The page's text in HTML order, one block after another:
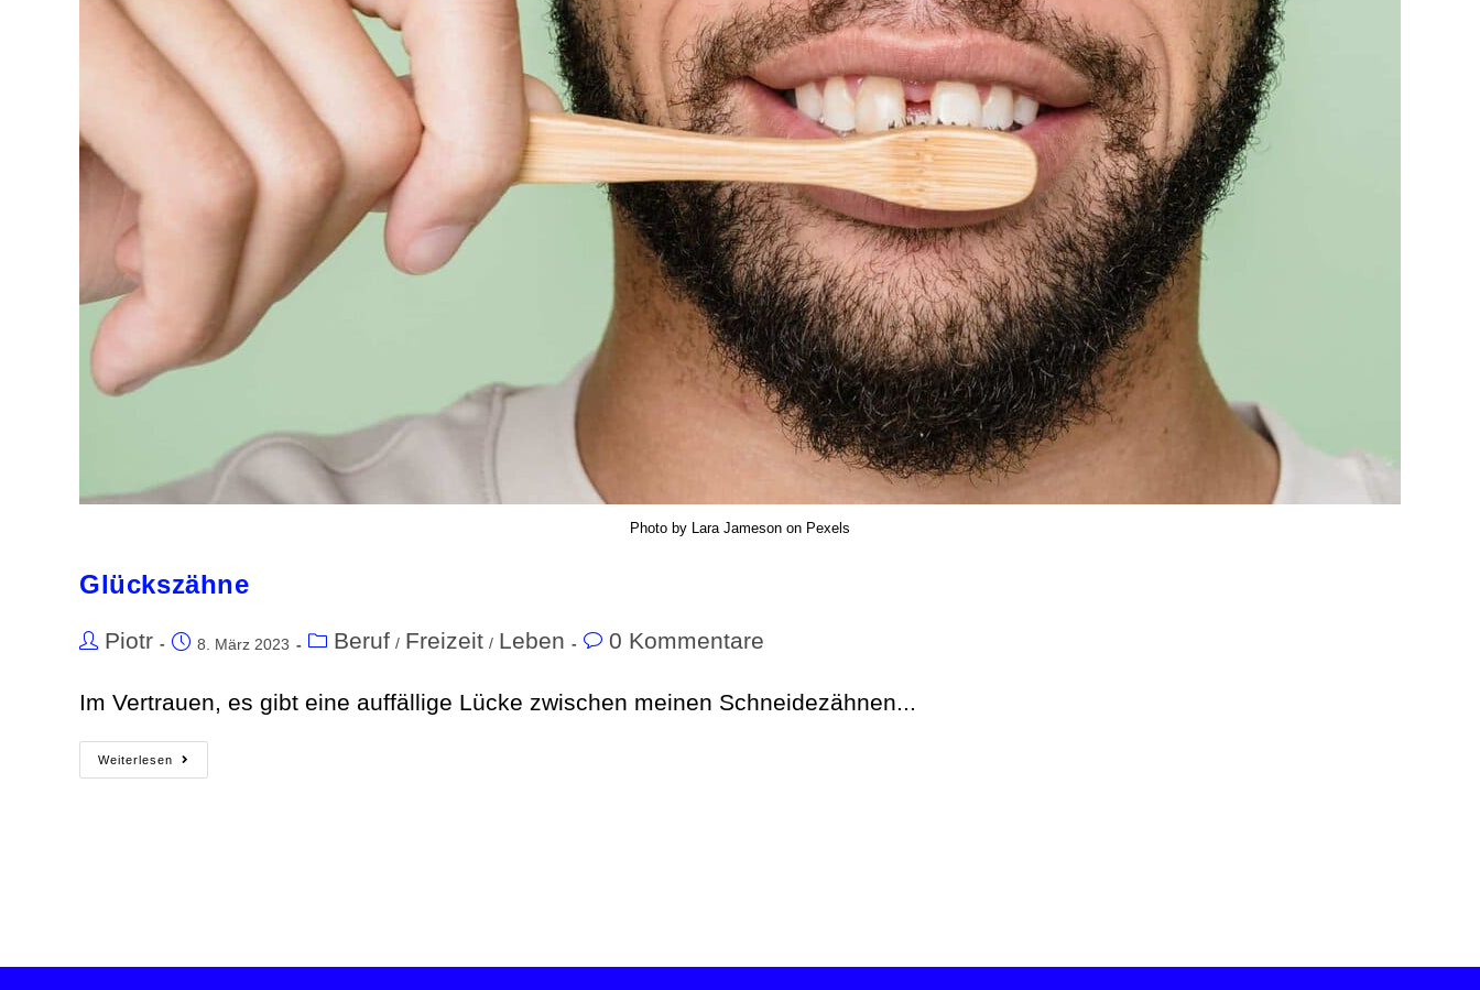
Photo by Lara Jameson on Pexels
Glückszähne
Piotr 8. März 2023 Beruf / Freizeit / Leben 0 Kommentare
Im Vertrauen, es gibt eine auffällige Lücke zwischen meinen Schneidezähnen...
Weiterlesen